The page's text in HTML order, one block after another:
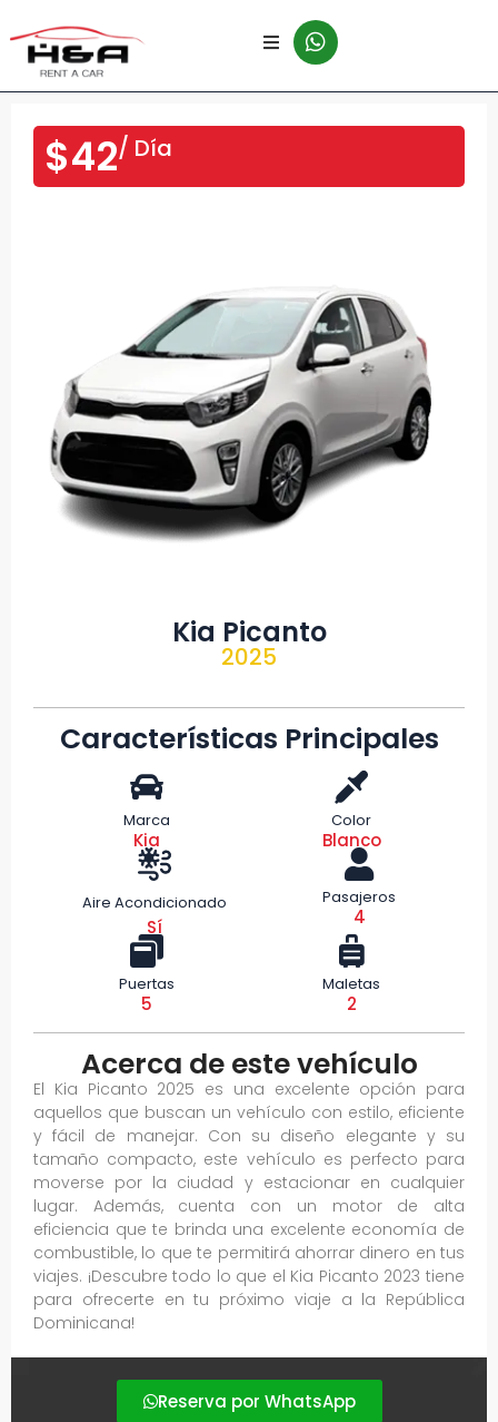
$42/ Día
Kia Picanto
2025
Características Principales
Marca
Kia
Color
Blanco
Aire Acondicionado
Sí
Pasajeros
4
Puertas
5
Maletas
2
Acerca de este vehículo
El Kia Picanto 2025 es una excelente opción para
aquellos que buscan un vehículo con estilo, eficiente
y fácil de manejar. Con su diseño elegante y su
tamaño compacto, este vehículo es perfecto para
moverse por la ciudad y estacionar en cualquier
lugar. Además, cuenta con un motor de alta
eficiencia que te brinda una excelente economía de
combustible, lo que te permitirá ahorrar dinero en tus
viajes. ¡Descubre todo lo que el Kia Picanto 2023 tiene
para ofrecerte en tu próximo viaje a la República
Dominicana!
Reserva por WhatsApp